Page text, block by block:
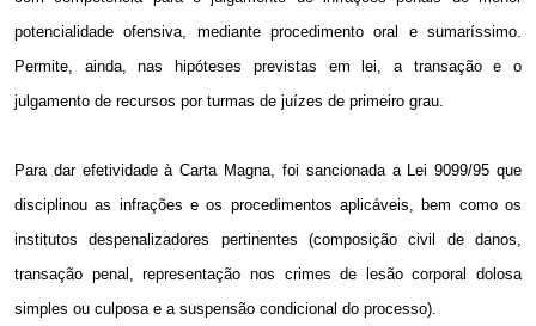
potencialidade ofensiva, mediante procedimento oral e sumaríssimo.
Permite, ainda, nas hipóteses previstas em lei, a transação e o
julgamento de recursos por turmas de juízes de primeiro grau.
Para dar efetividade à Carta Magna, foi sancionada a Lei 9099/95 que
disciplinou as infrações e os procedimentos aplicáveis, bem como os
institutos despenalizadores pertinentes (composição civil de danos,
transação penal, representação nos crimes de lesão corporal dolosa
simples ou culposa e a suspensão condicional do processo).